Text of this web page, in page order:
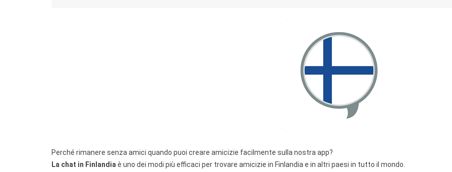
Perché rimanere senza amici quando puoi creare amicizie facilmente sulla nostra app?
La chat in Finlandia è uno dei modi più efficaci per trovare amicizie in Finlandia e in altri paesi in tutto il mondo.